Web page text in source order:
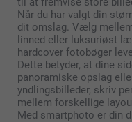
Når du har valgt din
dit omslag. Vælg
linned eller luksuriøst
hardcover fotobøger
Dette betyder, at dine
panoramiske opslag
yndlingsbilleder, skriv
mellem forskellige
Med smartphoto er din